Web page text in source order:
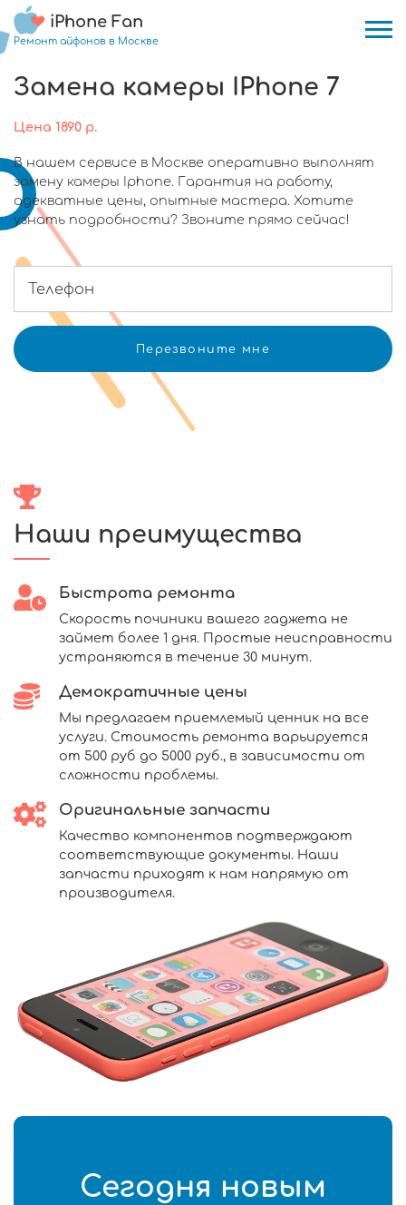
iPhone Fan
Ремонт айфонов в Москве
Замена камеры IPhone 7
Цена 1890 р.
В нашем сервисе в Москве оперативно выполнят
замену камеры Iphone. Гарантия на работу,
адекватные цены, опытные мастера. Хотите
узнать подробности? Звоните прямо сейчас!
Наши преимущества
Быстрота ремонта
Скорость починики вашего гаджета не
займет более 1 дня. Простые неисправности
устраняются в течение 30 минут.
Демократичные цены
Мы предлагаем приемлемый ценник на все
услуги. Стоимость ремонта варьируется
от 500 руб до 5000 руб., в зависимости от
сложности проблемы.
Оригинальные запчасти
Качество компонентов подтверждают
соответствующие документы. Наши
запчасти приходят к нам напрямую от
производителя.
Сегодня новым